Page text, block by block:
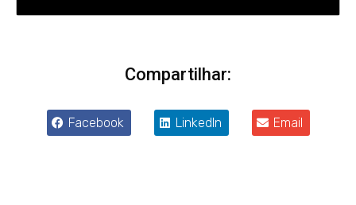
Compartilhar:
Facebook LinkedIn Email